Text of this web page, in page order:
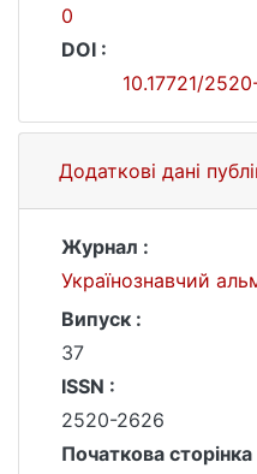
0
DOI :
10.17721/
Додаткові дані
Журнал :
Українознавчий
Випуск :
37
ISSN :
2520-2626
Початкова сторінка